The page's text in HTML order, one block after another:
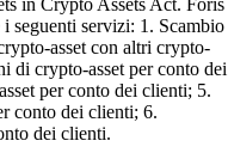
in Crypto Assets Act. Foris
servizi: 1. Scambio
asset con altri crypto-
di crypto-asset per conto dei
per conto dei clienti; 5.
conto dei clienti; 6.
dei clienti.